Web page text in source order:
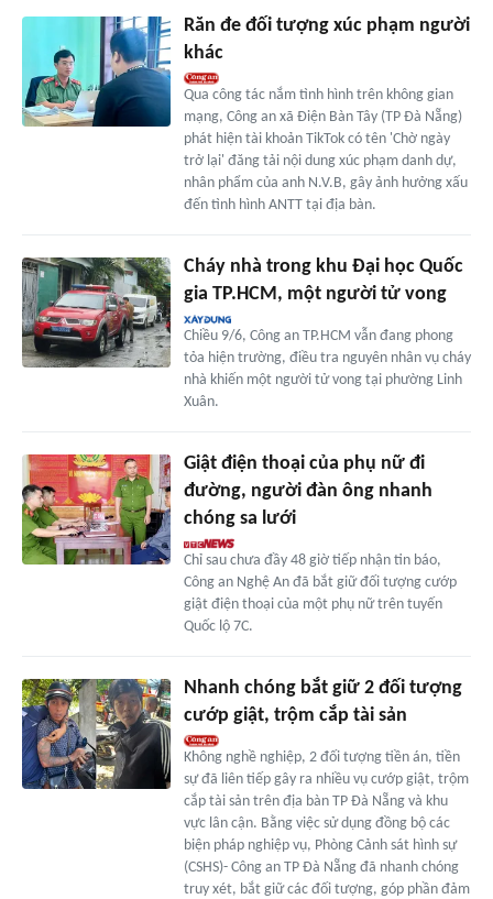
Răn đe đối tượng xúc phạm người
khác
Qua công tác nắm tình hình trên không gian
mạng, Công an xã Điện Bàn Tây (TP Đà Nẵng)
phát hiện tài khoản TikTok có tên 'Chờ ngày
trở lại' đăng tải nội dung xúc phạm danh dự,
nhân phẩm của anh N.V.B, gây ảnh hưởng xấu
đến tình hình ANTT tại địa bàn.
Cháy nhà trong khu Đại học Quốc
gia TP.HCM, một người tử vong
Chiều 9/6, Công an TP.HCM vẫn đang phong
tỏa hiện trường, điều tra nguyên nhân vụ cháy
nhà khiến một người tử vong tại phường Linh
Xuân.
Giật điện thoại của phụ nữ đi
đường, người đàn ông nhanh
chóng sa lưới
Chỉ sau chưa đầy 48 giờ tiếp nhận tin báo,
Công an Nghệ An đã bắt giữ đối tượng cướp
giật điện thoại của một phụ nữ trên tuyến
Quốc lộ 7C.
Nhanh chóng bắt giữ 2 đối tượng
cướp giật, trộm cắp tài sản
Không nghề nghiệp, 2 đối tượng tiền án, tiền
sự đã liên tiếp gây ra nhiều vụ cướp giật, trộm
cắp tài sản trên địa bàn TP Đà Nẵng và khu
vực lân cận. Bằng việc sử dụng đồng bộ các
biện pháp nghiệp vụ, Phòng Cảnh sát hình sự
(CSHS)- Công an TP Đà Nẵng đã nhanh chóng
truy xét, bắt giữ các đối tượng, góp phần đảm